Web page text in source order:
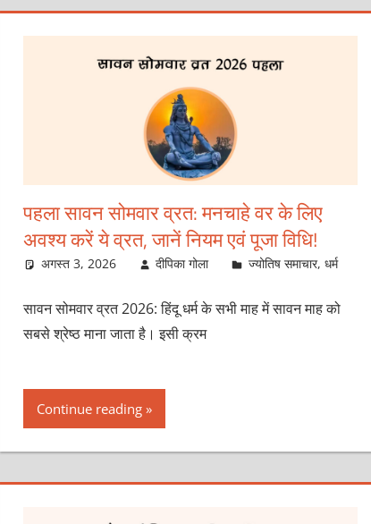
पहला सावन सोमवार व्रत: मनचाहे वर के लिए
अवश्य करें ये व्रत, जानें नियम एवं पूजा विधि!
अगस्त 3, 2026 दीपिका गोला ज्योतिष समाचार, धर्म
सावन सोमवार व्रत 2026: हिंदू धर्म के सभी माह में सावन माह को
सबसे श्रेष्ठ माना जाता है। इसी क्रम
Continue reading